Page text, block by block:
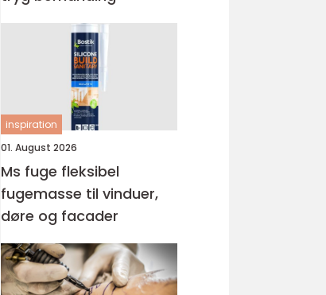
inspiration
01. August 2026
Ms fuge fleksibel
fugemasse til vinduer,
døre og facader